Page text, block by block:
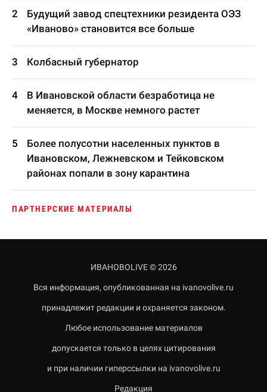
Будущий завод спецтехники резидента ОЭЗ
«Иваново» становится все больше
Колбасный губернатор
В Ивановской области безработица не
меняется, в Москве немного растет
Более полусотни населенных пунктов в
Ивановском, Лежневском и Тейковском
районах попали в зону карантина
ПАРТНЕРСКИЕ МАТЕРИАЛЫ
ИВАНОВОLIVE © 2026
Вся информация, опубликованная на ivanovolive.ru
принадлежит редакции и охраняется законом.
Любое использование материалов
допускается только в целях цитирования
и при наличии гиперссылки на ivanovolive.ru
Редакция